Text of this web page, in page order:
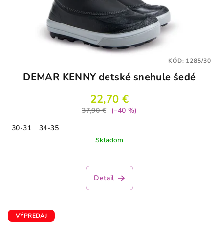
DEMAR KENNY detské snehule šedé
22,70 €
37,90 €
(–40 %)
30-31
34-35
Skladom
hodnotenie
produktu
Detail
KÓD: 1285/30
VÝPREDAJ